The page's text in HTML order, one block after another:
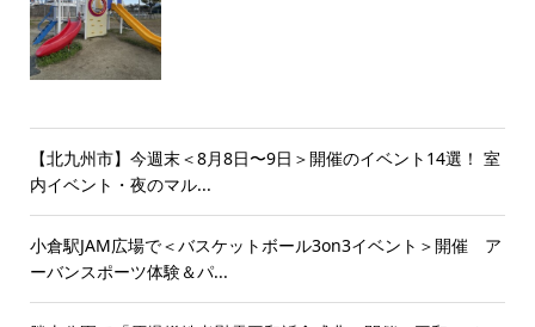
【北九州市】今週末＜8月8日〜9日＞開催のイベント14選！ 室
内イベント・夜のマル...
小倉駅JAM広場で＜バスケットボール3on3イベント＞開催 ア
ーバンスポーツ体験＆パ...